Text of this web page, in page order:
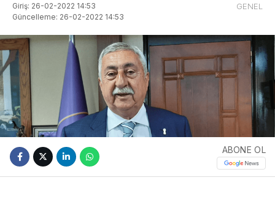
Giriş: 26-02-2022 14:53
Güncelleme: 26-02-2022 14:53
GENEL
ABONE OL